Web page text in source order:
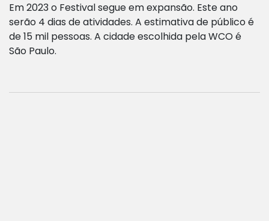
Em 2023 o Festival segue em expansão. Este ano
serão 4 dias de atividades. A estimativa de público é
de 15 mil pessoas. A cidade escolhida pela WCO é
São Paulo.